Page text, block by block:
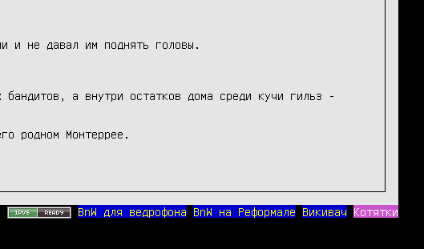
и не давал им поднять головы.
а внутри остатков дома среди кучи гильз -
родном Монтеррее.
BnW для ведрофона BnW на Реформале Викивач Котятки